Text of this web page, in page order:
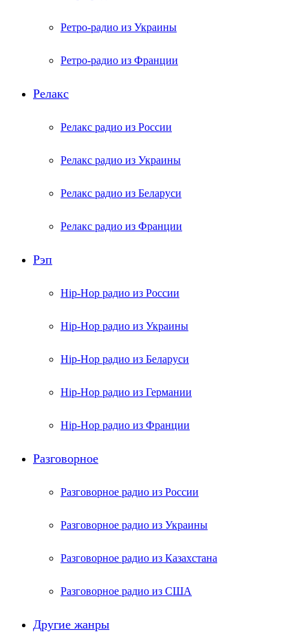
Ретро-радио из Украины
Ретро-радио из Франции
Релакс
Релакс радио из России
Релакс радио из Украины
Релакс радио из Беларуси
Релакс радио из Франции
Рэп
Hip-Hop радио из России
Hip-Hop радио из Украины
Hip-Hop радио из Беларуси
Hip-Hop радио из Германии
Hip-Hop радио из Франции
Разговорное
Разговорное радио из России
Разговорное радио из Украины
Разговорное радио из Казахстана
Разговорное радио из США
Другие жанры